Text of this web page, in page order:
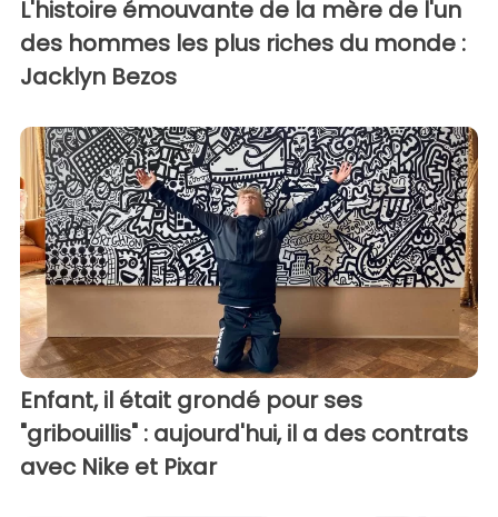
L'histoire émouvante de la mère de l'un
des hommes les plus riches du monde :
Jacklyn Bezos
Enfant, il était grondé pour ses
"gribouillis" : aujourd'hui, il a des contrats
avec Nike et Pixar